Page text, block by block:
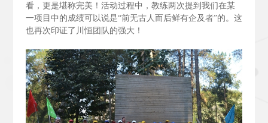
看，更是堪称完美！活动过程中，教练两次提到我们在某
一项目中的成绩可以说是“前无古人而后鲜有企及者”的。这
也再次印证了川恒团队的强大！